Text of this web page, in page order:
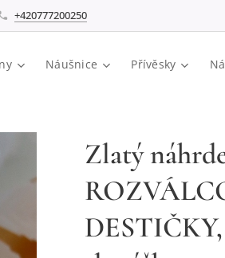
+420777200250
Náušnice Přívěsky
Zlatý